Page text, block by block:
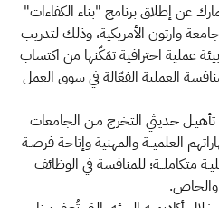
عن إطلاق برنامج "بناء الكفاءات"
وارتون الأمريكية، وذلك لتدريب
عملية احترافية تمَكّنها من اكتساب
العملية الفعّالة في سوق العمل
حديثي التخرج مـن الجامعات
العلميــة والمهنية وإتاحة فرصـة
متكاملــة؛ للمنافسة في الوظائف